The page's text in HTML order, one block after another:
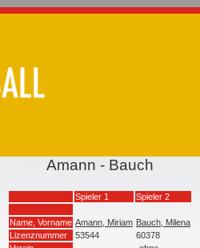
Amann - Bauch
Spieler 1 Spieler 2
Name, Vorname Amann, Miriam Bauch, Milena
Lizenznummer
53544
60378